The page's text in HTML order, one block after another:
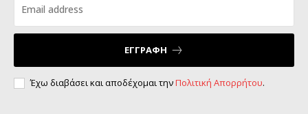
ΕΓΓΡΑΦΗ
Έχω διαβάσει και αποδέχομαι τηνΠολιτική Απορρήτου.